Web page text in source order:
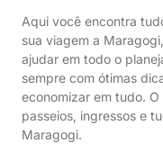
Aqui você encontra
sua viagem a
ajudar em todo o
sempre com ótimas
economizar em tudo.
passeios, ingressos e
Maragogi.